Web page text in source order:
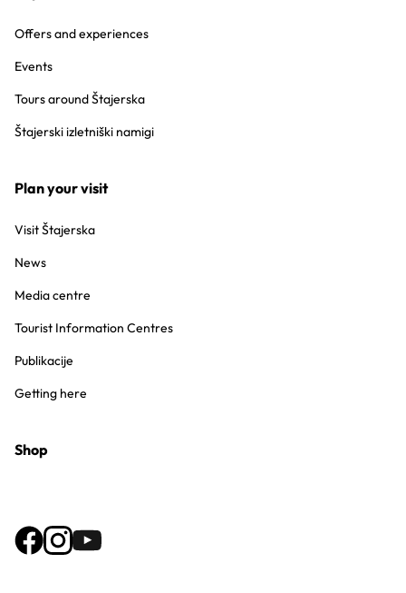
Offers and experiences
Events
Tours around Štajerska
Štajerski izletniški namigi
Plan your visit
Visit Štajerska
News
Media centre
Tourist Information Centres
Publikacije
Getting here
Shop